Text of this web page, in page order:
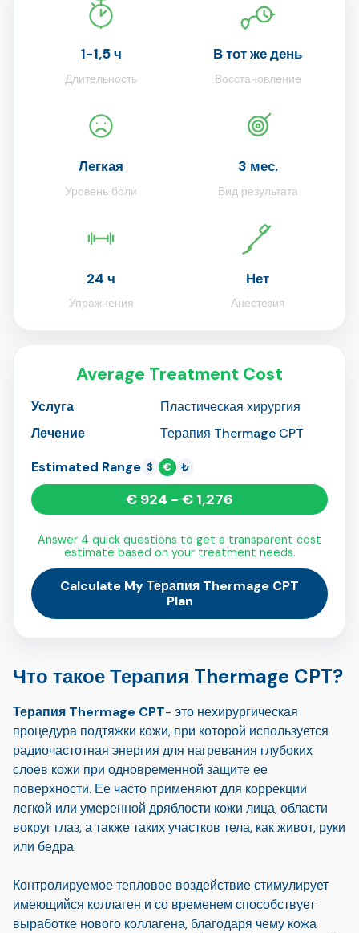
1-1,5 ч
Длительность
В тот же день
Восстановление
Легкая
Уровень боли
3 мес.
Вид результата
24 ч
Упражнения
Нет
Анестезия
Average Treatment Cost
Услуга
Пластическая хирургия
Лечение
Терапия Thermage CPT
Estimated Range $ € ₺
€ 924 - € 1,276
Answer 4 quick questions to get a transparent cost
estimate based on your treatment needs.
Calculate My Терапия Thermage CPT
Plan
Что такое Терапия Thermage CPT?
Терапия Thermage CPT- это нехирургическая
процедура подтяжки кожи, при которой используется
радиочастотная энергия для нагревания глубоких
слоев кожи при одновременной защите ее
поверхности. Ее часто применяют для коррекции
легкой или умеренной дряблости кожи лица, области
вокруг глаз, а также таких участков тела, как живот, руки
или бедра.
Контролируемое тепловое воздействие стимулирует
имеющийся коллаген и со временем способствует
выработке нового коллагена, благодаря чему кожа